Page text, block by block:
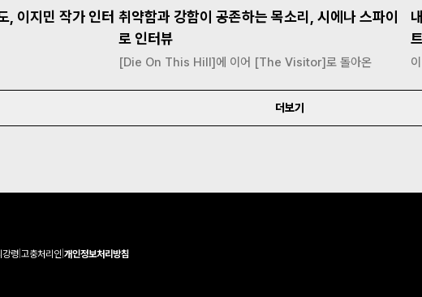
, 이지민 작가 인터 취약함과 강함이 공존하는 목소리, 시에나 스파이
로 인터뷰
[Die On This Hill]에 이어 [The Visitor]로 돌아온
트
더보기
강령 고충처리인 개인정보처리방침